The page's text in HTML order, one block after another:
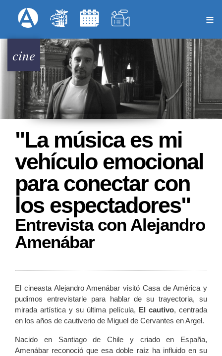
al
Menú Superior
cine
"La música es mi
vehículo emocional
para conectar con
los espectadores"
Entrevista con Alejandro
Amenábar
El cineasta Alejandro Amenábar visitó Casa de América y
pudimos entrevistarle para hablar de su trayectoria, su
mirada artística y su última película, El cautivo, centrada
en los años de cautiverio de Miguel de Cervantes en Argel.
Nacido en Santiago de Chile y criado en España,
Amenábar reconoció que esa doble raíz ha influido en su